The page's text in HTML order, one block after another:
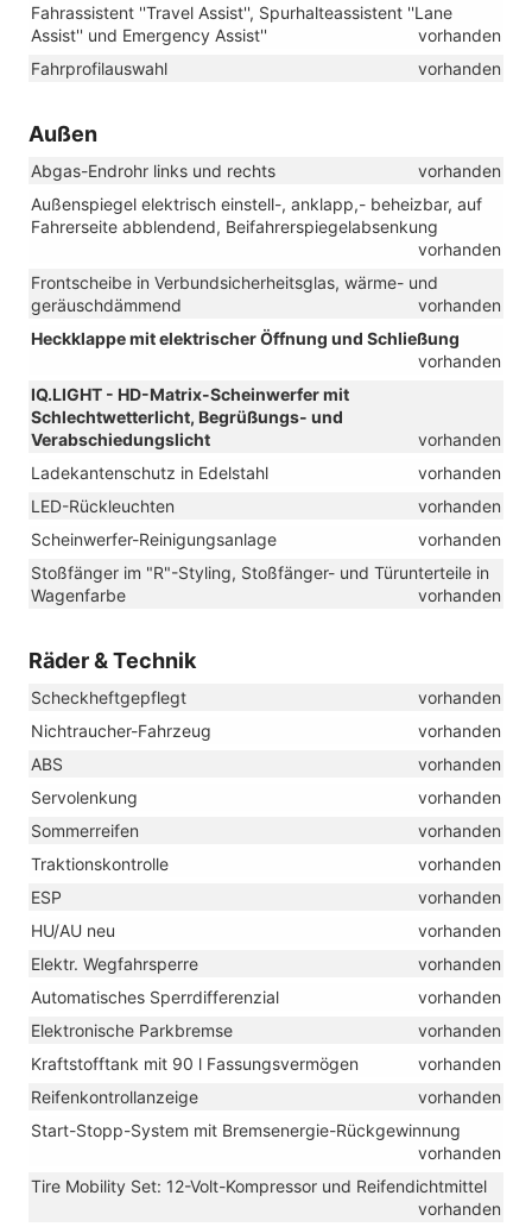
Fahrassistent ''Travel Assist'', Spurhalteassistent ''Lane
Assist'' und Emergency Assist''
vorhanden
Fahrprofilauswahl
vorhanden
Außen
Abgas-Endrohr links und rechts
vorhanden
Außenspiegel elektrisch einstell-, anklapp,- beheizbar, auf
Fahrerseite abblendend, Beifahrerspiegelabsenkung
vorhanden
Frontscheibe in Verbundsicherheitsglas, wärme- und
geräuschdämmend
vorhanden
Heckklappe mit elektrischer Öffnung und Schließung
vorhanden
IQ.LIGHT - HD-Matrix-Scheinwerfer mit
Schlechtwetterlicht, Begrüßungs- und
Verabschiedungslicht
vorhanden
Ladekantenschutz in Edelstahl
vorhanden
LED-Rückleuchten
vorhanden
Scheinwerfer-Reinigungsanlage
vorhanden
Stoßfänger im "R"-Styling, Stoßfänger- und Türunterteile in
Wagenfarbe
vorhanden
Räder & Technik
Scheckheftgepflegt
vorhanden
Nichtraucher-Fahrzeug
vorhanden
ABS
vorhanden
Servolenkung
vorhanden
Sommerreifen
vorhanden
Traktionskontrolle
vorhanden
ESP
vorhanden
HU/AU neu
vorhanden
Elektr. Wegfahrsperre
vorhanden
Automatisches Sperrdifferenzial
vorhanden
Elektronische Parkbremse
vorhanden
Kraftstofftank mit 90 l Fassungsvermögen
vorhanden
Reifenkontrollanzeige
vorhanden
Start-Stopp-System mit Bremsenergie-Rückgewinnung
vorhanden
Tire Mobility Set: 12-Volt-Kompressor und Reifendichtmittel
vorhanden